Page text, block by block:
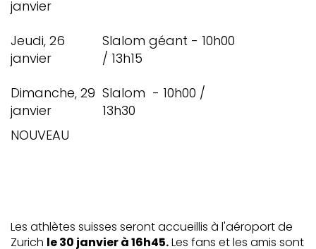
janvier
Jeudi, 26
janvier
Slalom géant - 10h00
/ 13h15
Dimanche, 29
janvier
NOUVEAU
Slalom - 10h00 /
13h30
Les athlètes suisses seront accueillis à l'aéroport de
Zurich
le 30 janvier à 16h45. Les fans et les amis sont